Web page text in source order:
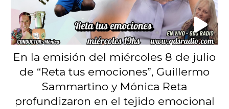
En la emisión del miércoles 8 de julio
de “Reta tus emociones”, Guillermo
Sammartino y Mónica Reta
profundizaron en el tejido emocional